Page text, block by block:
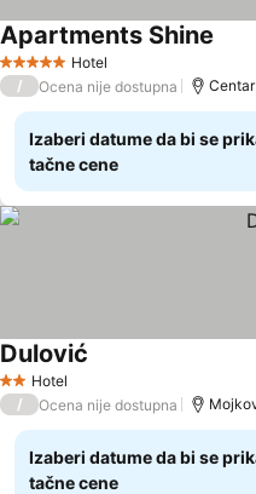
5 ZvezdiceHotel
Apartments Shine
/ Ocena nije dostupna
Izaberi datume da bi se
tačne cene
2 Zvezdice
Hotel
Dulović
/ Ocena nije dostupna
Izaberi datume da bi se
tačne cene